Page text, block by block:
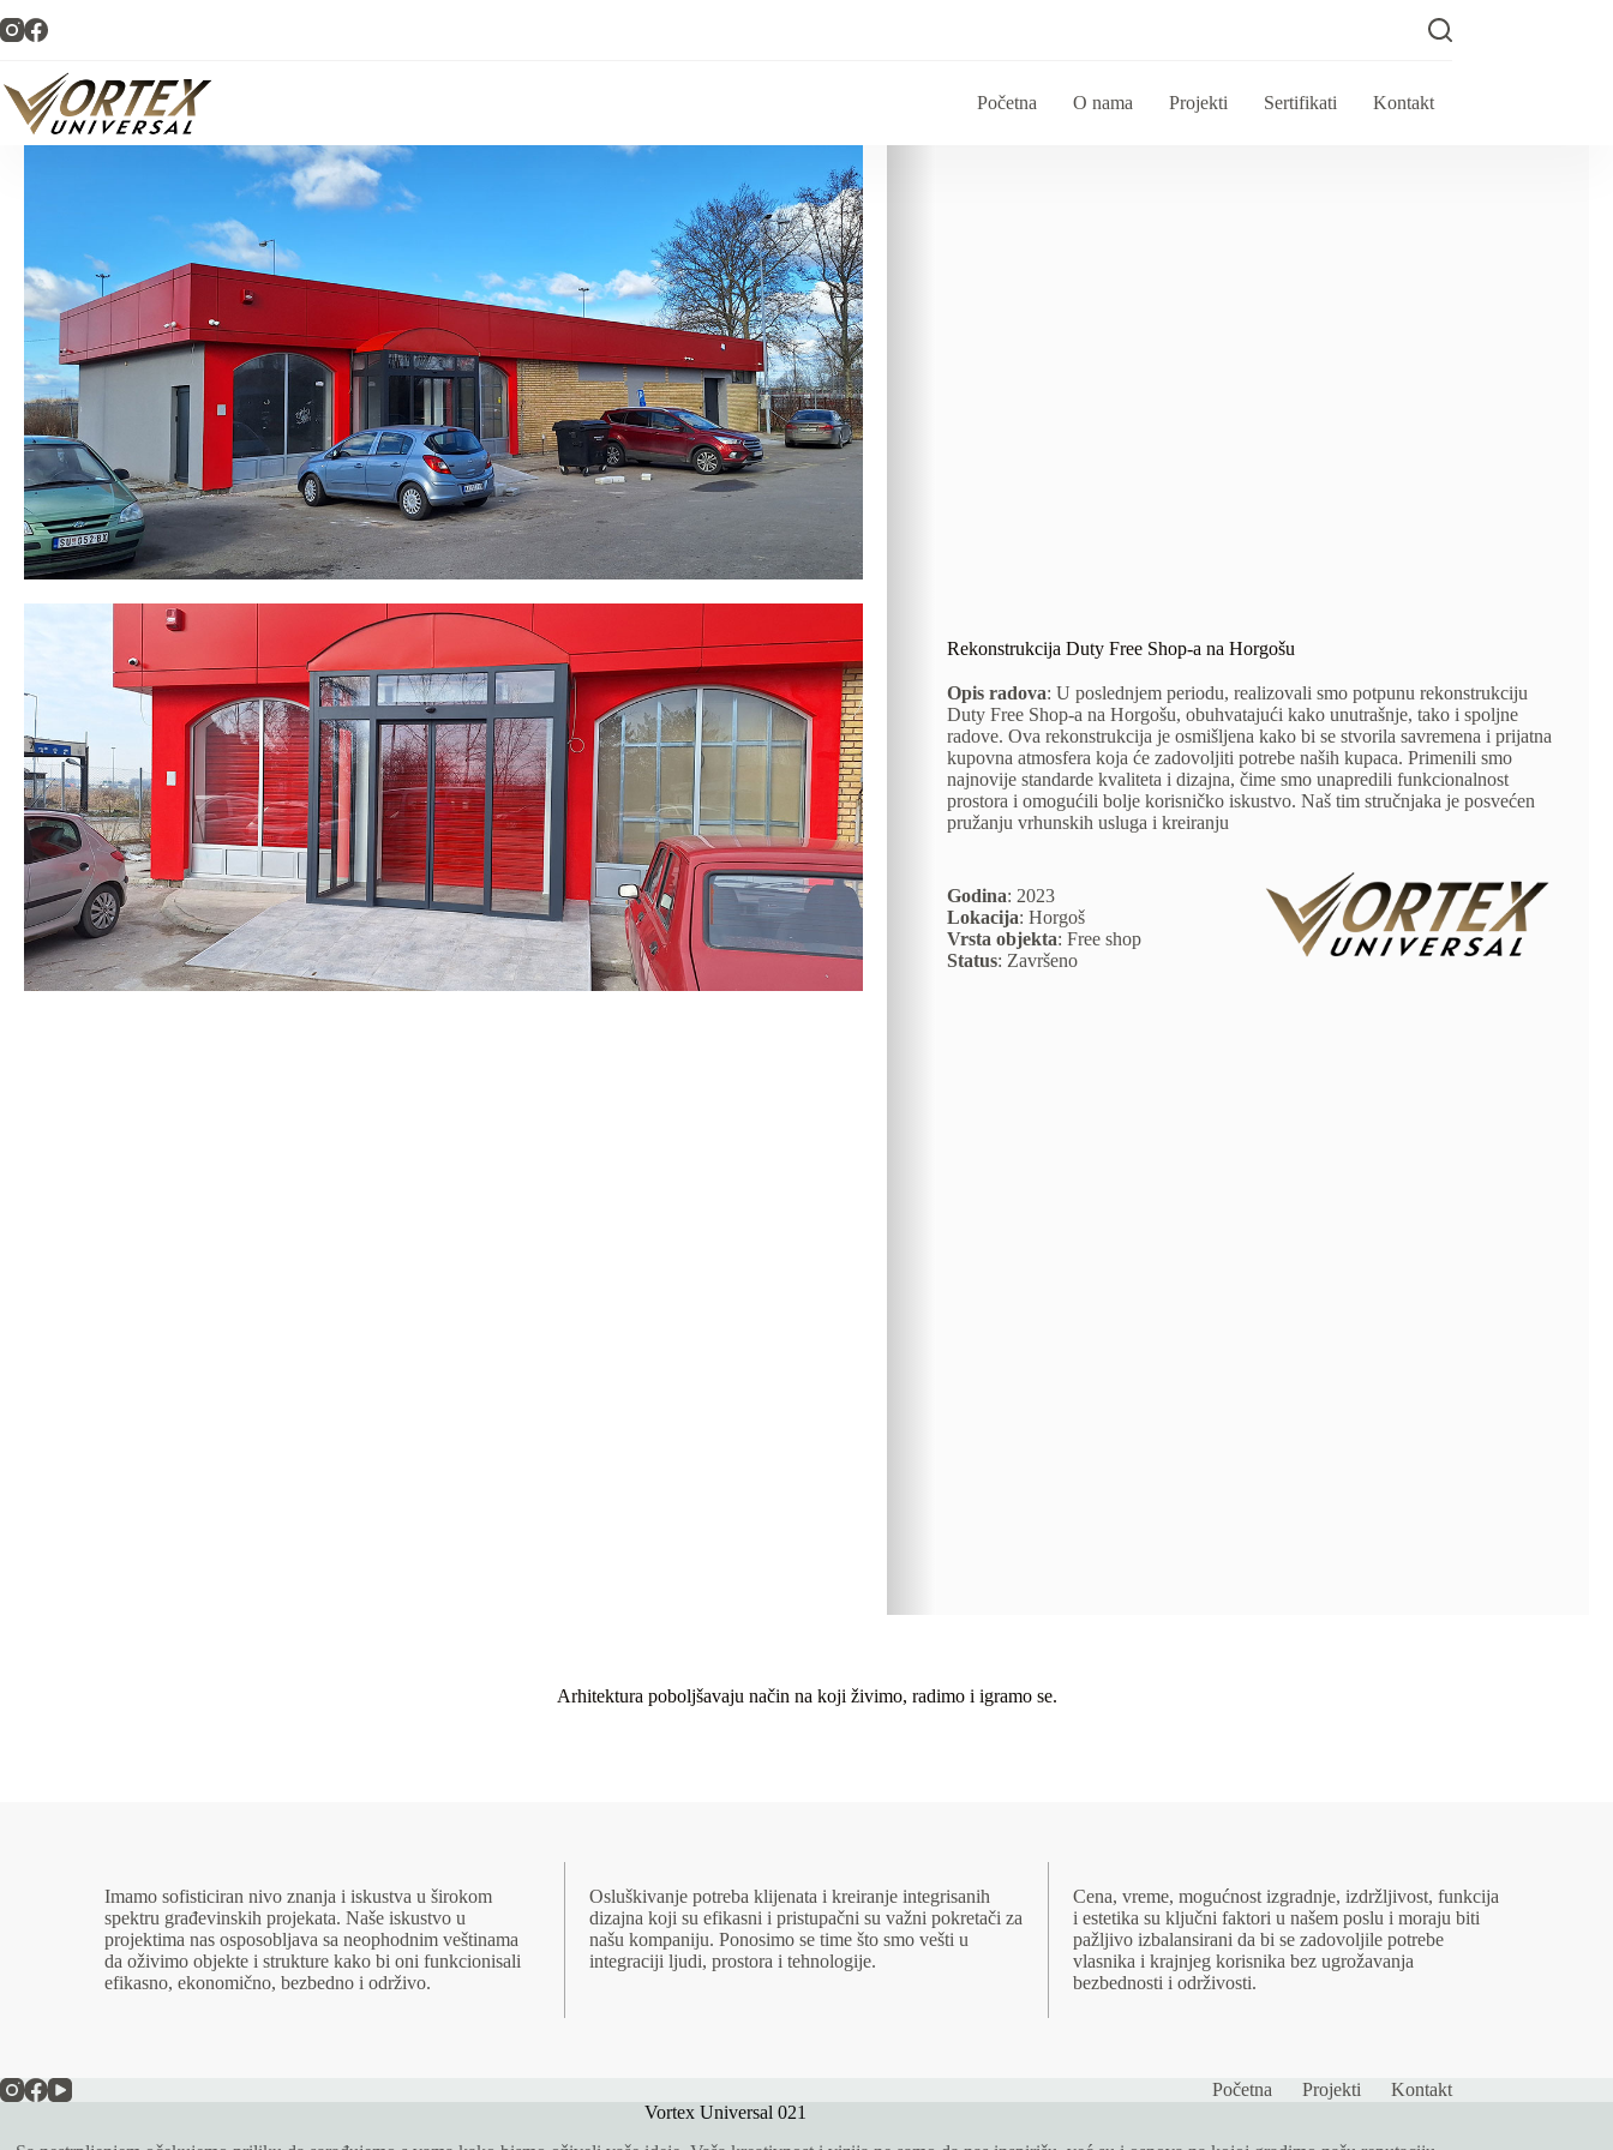
Početna O nama Projekti Sertifikati Kontakt
Rekonstrukcija Duty Free Shop-a na Horgošu
Opis radova: U poslednjem periodu, realizovali smo potpunu rekonstrukciju
Duty Free Shop-a na Horgošu, obuhvatajući kako unutrašnje, tako i spoljne
radove. Ova rekonstrukcija je osmišljena kako bi se stvorila savremena i prijatna
kupovna atmosfera koja će zadovoljiti potrebe naših kupaca. Primenili smo
najnovije standarde kvaliteta i dizajna, čime smo unapredili funkcionalnost
prostora i omogućili bolje korisničko iskustvo. Naš tim stručnjaka je posvećen
pružanju vrhunskih usluga i kreiranju
Godina: 2023
Lokacija: Horgoš
Vrsta objekta: Free shop
Status: Završeno
Arhitektura poboljšavaju način na koji živimo, radimo i igramo se.
Imamo sofisticiran nivo znanja i iskustva u širokom
spektru građevinskih projekata. Naše iskustvo u
projektima nas osposobljava sa neophodnim veštinama
da oživimo objekte i strukture kako bi oni funkcionisali
efikasno, ekonomično, bezbedno i održivo.
Osluškivanje potreba klijenata i kreiranje integrisanih
dizajna koji su efikasni i pristupačni su važni pokretači za
našu kompaniju. Ponosimo se time što smo vešti u
integraciji ljudi, prostora i tehnologije.
Cena, vreme, mogućnost izgradnje, izdržljivost, funkcija
i estetika su ključni faktori u našem poslu i moraju biti
pažljivo izbalansirani da bi se zadovoljile potrebe
vlasnika i krajnjeg korisnika bez ugrožavanja
bezbednosti i održivosti.
Početna Projekti
Kontakt
Vortex Universal 021